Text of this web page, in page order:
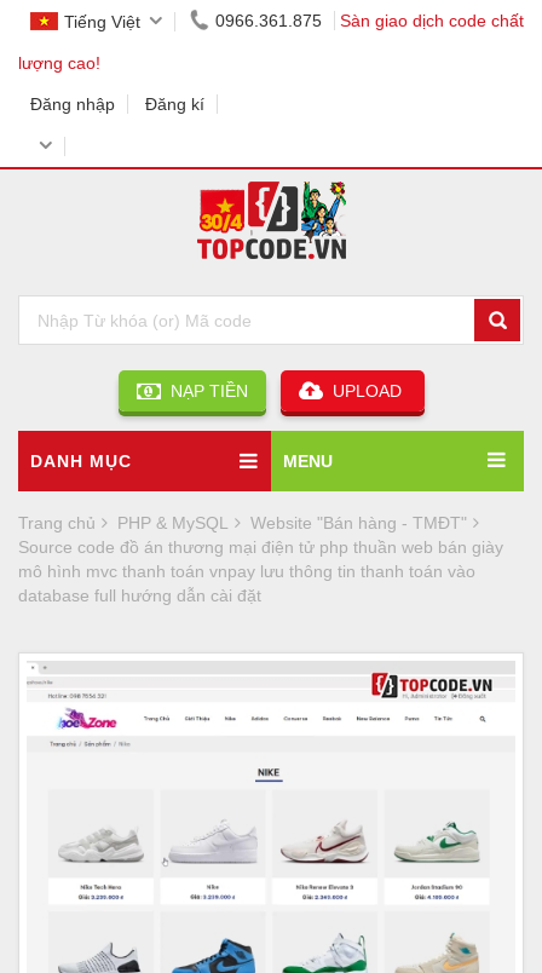
Tiếng Việt 0966.361.875 Sàn giao dịch code chất
lượng cao!
Đăng nhập Đăng kí
NẠP TIỀN UPLOAD
DANH MỤC MENU
Trang chủ PHP & MySQL
Website "Bán hàng - TMĐT"
Source code đồ án thương mại điện tử php thuần web bán giày
mô hình mvc thanh toán vnpay lưu thông tin thanh toán vào
database full hướng dẫn cài đặt